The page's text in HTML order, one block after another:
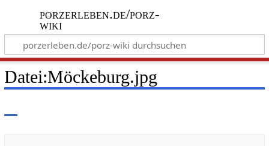
porzerleben.de/porz-
wiki
Datei:Möckeburg.jpg